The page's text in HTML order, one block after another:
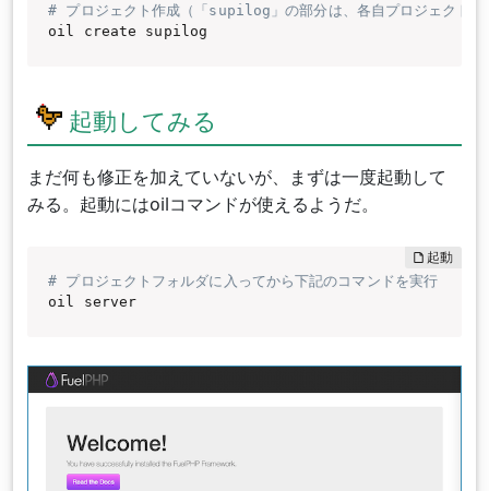
# プロジェクト作成（「supilog」の部分は、各自プロジェクト名
oil create supilog
起動してみる
まだ何も修正を加えていないが、まずは一度起動して
みる。起動にはoilコマンドが使えるようだ。
# プロジェクトフォルダに入ってから下記のコマンドを実行
oil server